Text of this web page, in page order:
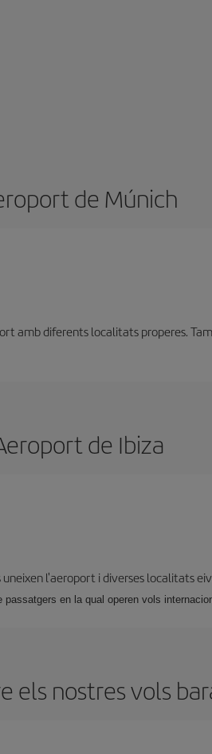
de Múnich
amb diferents localitats properes.
de Ibiza
l'aeroport i diverses localitats
en la qual operen vols
els nostres vols